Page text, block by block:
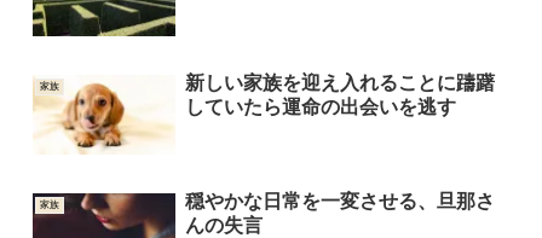
家族
新しい家族を迎え入れることに躊躇
していたら運命の出会いを逃す
家族
穏やかな日常を一変させる、旦那さ
んの失言